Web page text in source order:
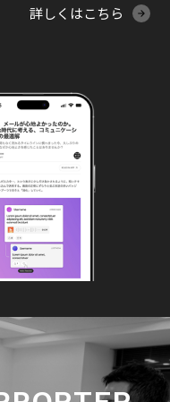
詳しくはこちら